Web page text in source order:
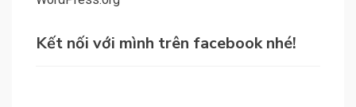
Kết nối với mình trên facebook nhé!